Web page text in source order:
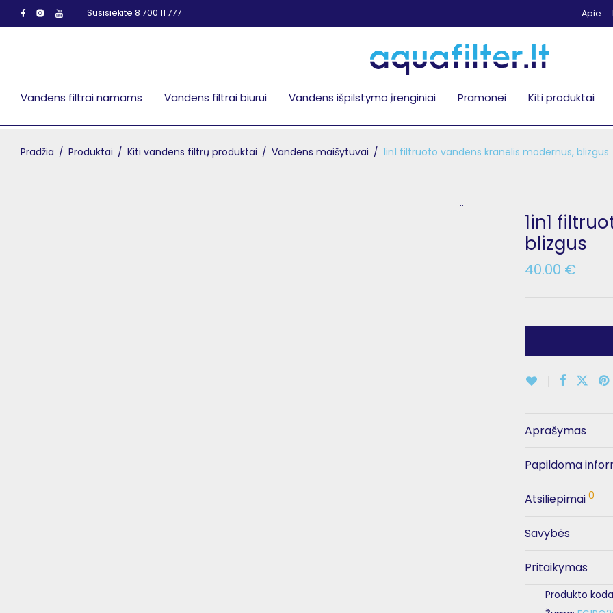
Susisiekite 8 700 11 777 Apie
Vandens filtrai namams Vandens filtrai biurui Vandens išpilstymo įrenginiai Pramonei Kiti produktai
Pradžia / Produktai / Kiti vandens filtrų produktai / Vandens maišytuvai / 1in1 filtruoto vandens kranelis modernus, blizgus
..
1in1
blizgus
40.00 €
Aprašymas
Papildoma
Atsiliepimai 0
Savybės
Pritaikymas
Produkto